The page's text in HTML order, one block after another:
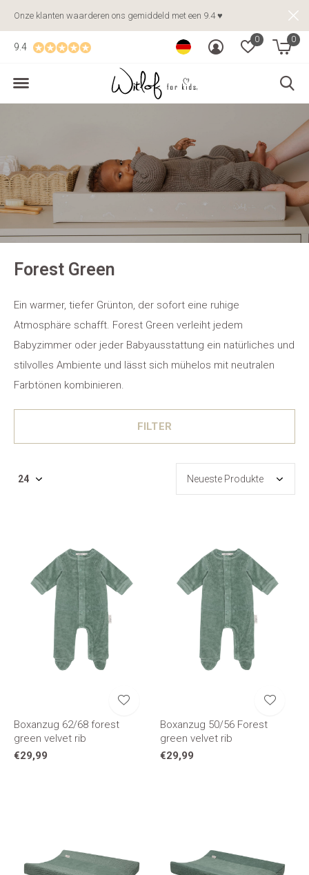
0 0
9.4
Onze klanten waarderen ons gemiddeld met een 9.4 ♥
Forest Green
Ein warmer, tiefer Grünton, der sofort eine ruhige
Atmosphäre schafft. Forest Green verleiht jedem
Babyzimmer oder jeder Babyausstattung ein natürliches und
stilvolles Ambiente und lässt sich mühelos mit neutralen
Farbtönen kombinieren.
FILTER
Boxanzug 62/68 forest
green velvet rib
€29,99
Boxanzug 50/56 Forest
green velvet rib
€29,99